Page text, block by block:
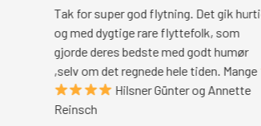
Tak for super god flytning. Det gik hurtigt
og med dygtige rare flyttefolk, som
gjorde deres bedste med godt humør
,selv om det regnede hele tiden. Mange
Hilsner Günter og Annette